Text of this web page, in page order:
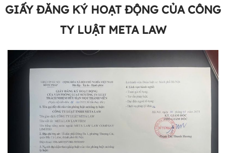
GIẤY ĐĂNG KÝ HOẠT ĐỘNG CỦA CÔNG
TY LUẬT META LAW